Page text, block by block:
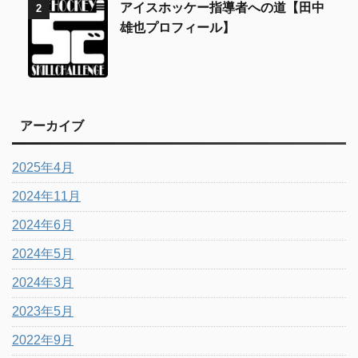
2
アイスホッケー指導者への道【田中
雄也プロフィール】
アーカイブ
2025年4月
2024年11月
2024年6月
2024年5月
2024年3月
2023年5月
2022年9月